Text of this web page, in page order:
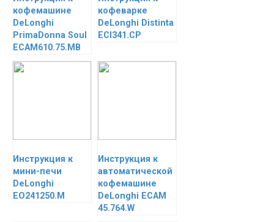
кофемашине
DeLonghi
PrimaDonna Soul
ECAM610.75.MB
кофеварке
DeLonghi Distinta
ECI341.CP
Инструкция к
мини-печи
DeLonghi
EO241250.M
Инструкция к
автоматической
кофемашине
DeLonghi ECAM
45.764.W